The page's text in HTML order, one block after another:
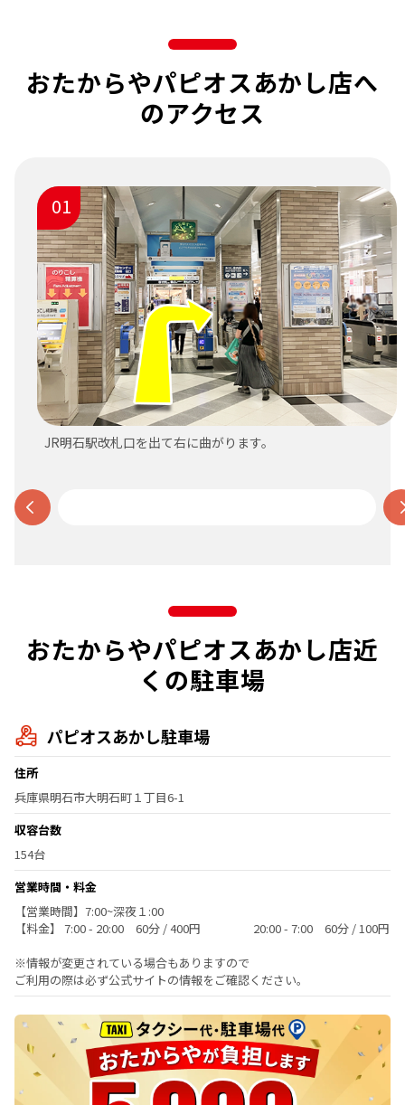
おたからやパピオスあかし店へ
のアクセス
01
JR明石駅改札口を出て右に曲がります。
おたからやパピオスあかし店近
くの駐車場
パピオスあかし駐車場
住所
兵庫県明石市大明石町１丁目6-1
収容台数
154台
営業時間・料金
【営業時間】7:00~深夜１:00
【料金】 7:00 - 20:00 60分 / 400円 20:00 - 7:00 60分 / 100円
※情報が変更されている場合もありますので
ご利用の際は必ず公式サイトの情報をご確認ください。